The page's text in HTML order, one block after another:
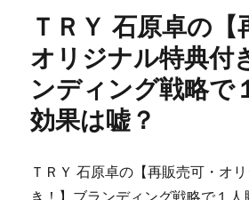
男
の
『夢
リ
ン
ク
5000』
０
０
ＴＲＹ 石原卓の【
オリジナル特典付
ンディング戦略で
効果は嘘？
ＴＲＹ 石原卓の【再販売可・オ
き！】ブランディング戦略で１人